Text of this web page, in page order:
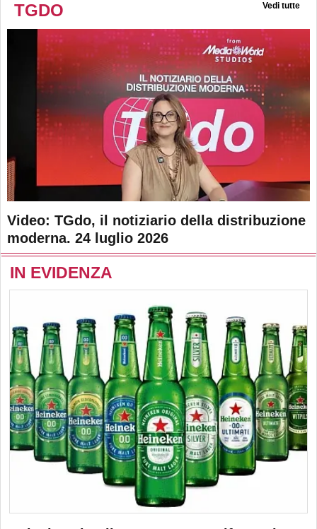
TGDO Vedi tutte
Video: TGdo, il notiziario della distribuzione
moderna. 24 luglio 2026
IN EVIDENZA